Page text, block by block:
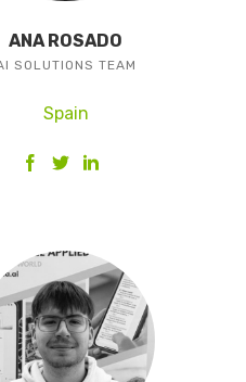
ANA ROSADO
SOLUTIONS TEAM
Spain